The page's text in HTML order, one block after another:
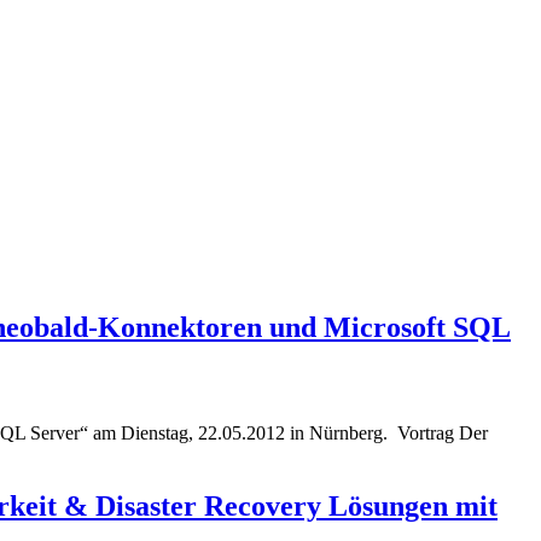
Konnektoren und Microsoft SQL
Server“ am Dienstag, 22.05.2012 in Nürnberg. Vortrag Der
& Disaster Recovery Lösungen mit